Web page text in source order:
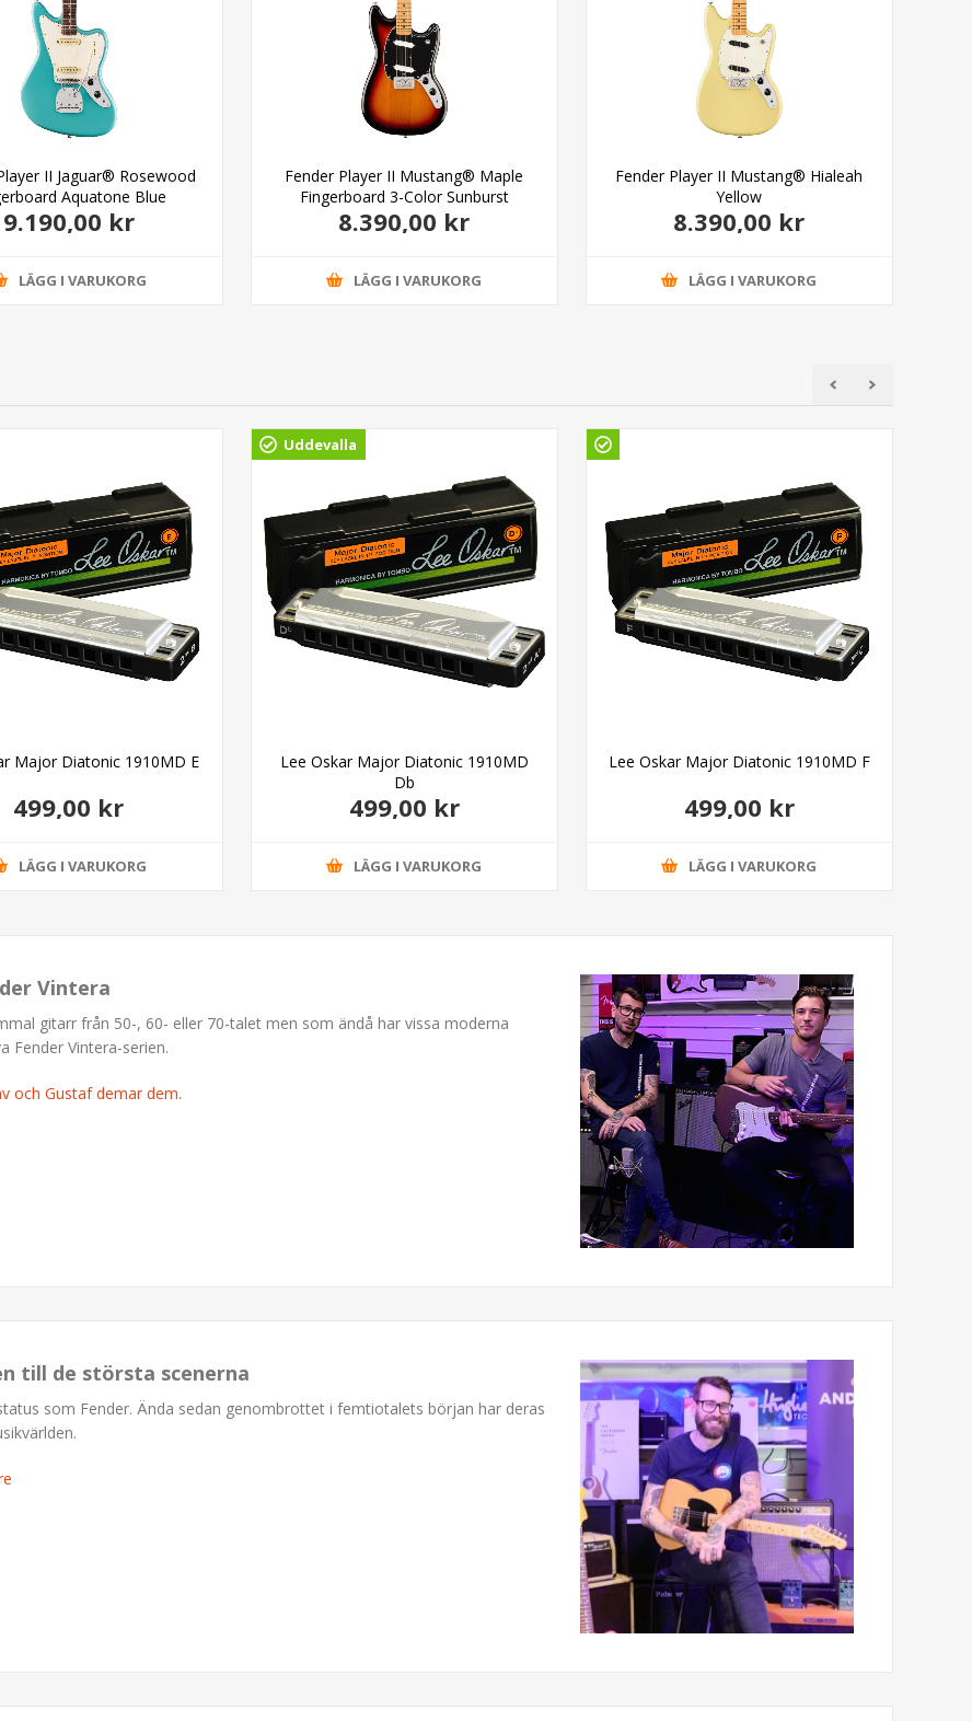
II Jaguar® Rosewood
Aquatone Blue
9.190,00 kr
LÄGG I VARUKORG
Fender Player II Mustang® Maple
Fingerboard 3-Color Sunburst
8.390,00 kr
LÄGG I VARUKORG
Fender Player II Mustang® Hialeah
Yellow
8.390,00 kr
LÄGG I VARUKORG
Major Diatonic 1910MD E
499,00 kr
LÄGG I VARUKORG
Uddevalla
Lee Oskar Major Diatonic 1910MD
Db
499,00 kr
LÄGG I VARUKORG
Lee Oskar Major Diatonic 1910MD F
499,00 kr
LÄGG I VARUKORG
Vintera
gitarr från 50-, 60- eller 70-talet men som ändå har vissa moderna
Fender Vintera-serien.
och Gustaf demar dem.
till de största scenerna
som Fender. Ända sedan genombrottet i femtiotalets början har deras